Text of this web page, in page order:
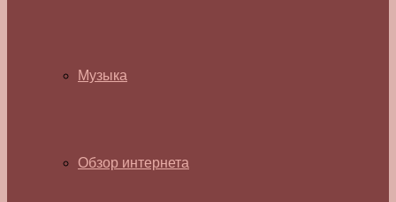
Музыка
Обзор интернета